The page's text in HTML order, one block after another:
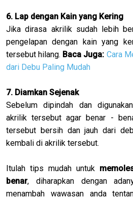
6. Lap dengan Kain yang Kering
Jika dirasa akrilik sudah lebih
pengelapan dengan kain yang
tersebut hilang. Baca Juga: Cara
dari Debu Paling Mudah
7. Diamkan Sejenak
Sebelum dipindah dan
akrilik tersebut agar benar -
tersebut bersih dan jauh dari
kembali di akrilik tersebut.
Itulah tips mudah untuk
benar, diharapkan dengan
menambah wawasan anda